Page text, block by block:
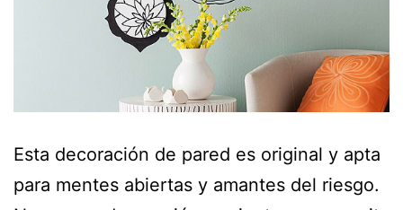
Esta decoración de pared es original y apta
para mentes abiertas y amantes del riesgo.